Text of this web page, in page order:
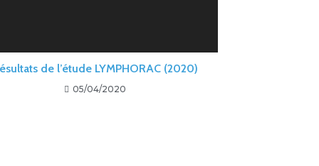
de l’étude LYMPHORAC (2020)
05/04/2020